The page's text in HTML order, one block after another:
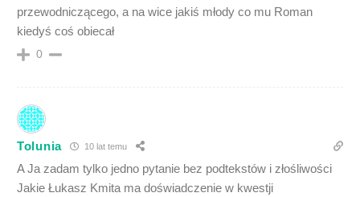
przewodniczącego, a na wice jakiś młody co mu Roman
kiedyś coś obiecał
0
Tolunia 10 lat temu
A Ja zadam tylko jedno pytanie bez podtekstów i złośliwości
Jakie Łukasz Kmita ma doświadczenie w kwestji